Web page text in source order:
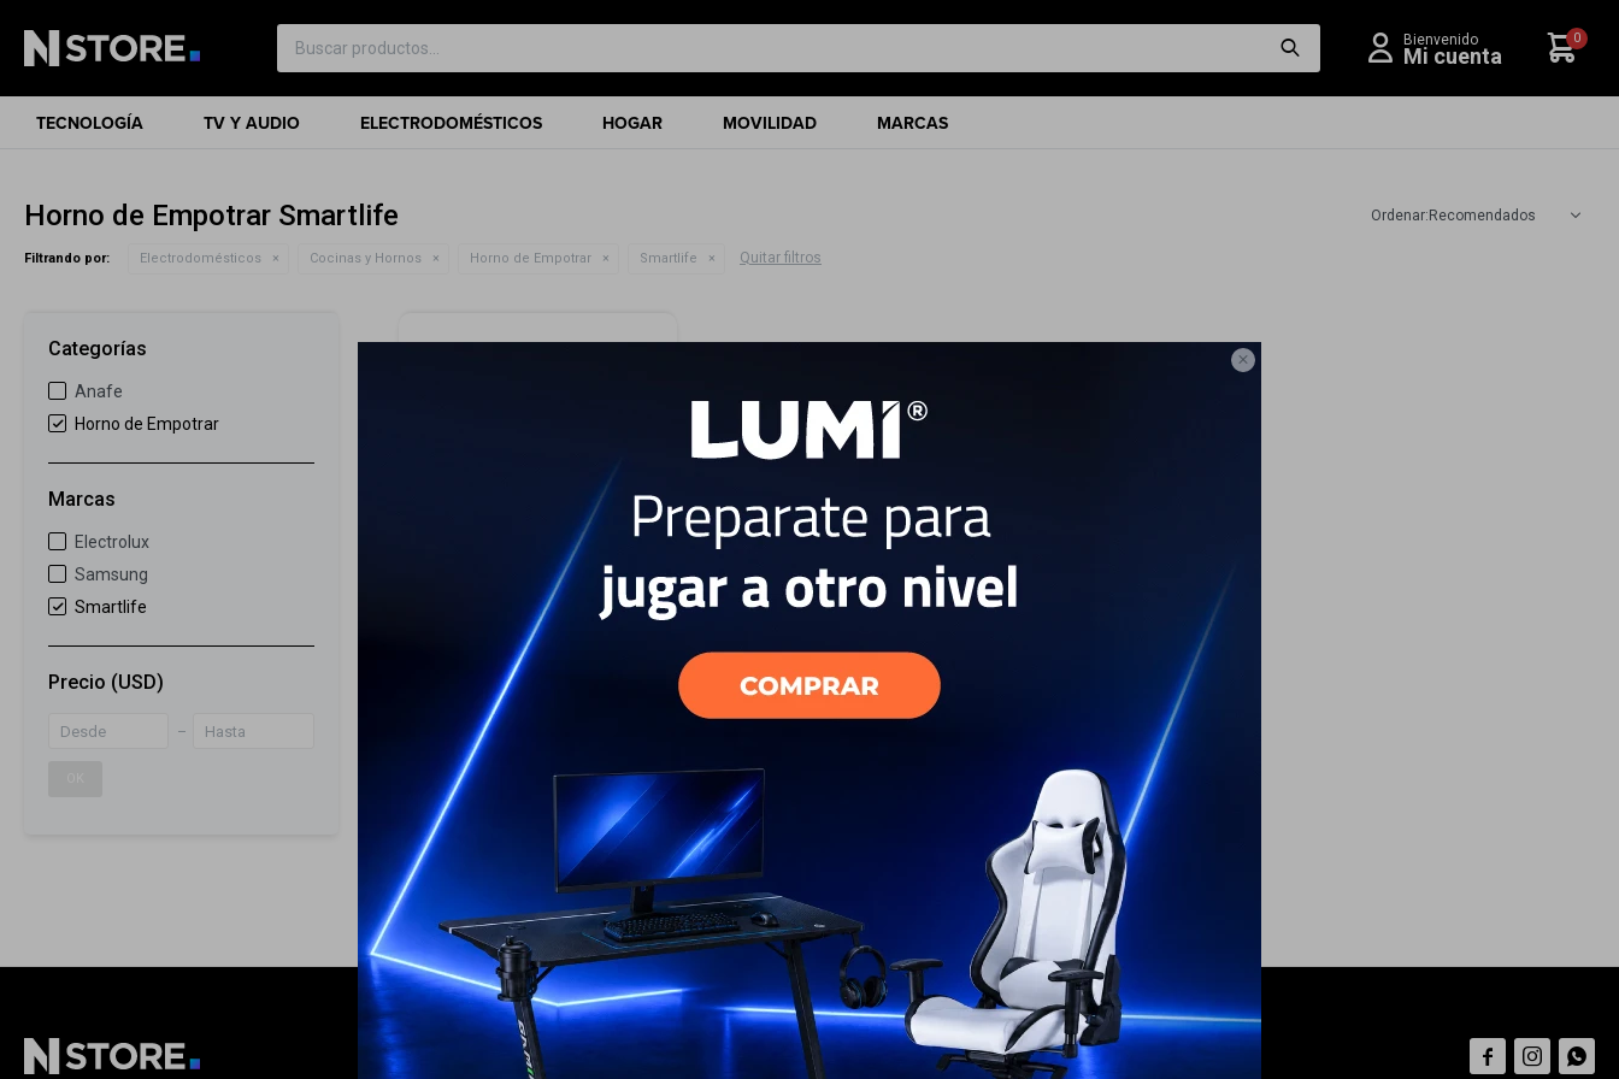

TECNOLOGÍA TV Y AUDIO ELECTRODOMÉSTICOS HOGAR MOVILIDAD MARCAS
0
Horno de Empotrar Smartlife Recomendados
Filtrando por: Electrodomésticos Cocinas y Hornos Horno de Empotrar Smartlife Quitar filtros
Horno Eléctrico Smartlife SL-
499
GARANTÍA: 2 AÑOS
ENVÍO A TODO EL PAÍS
Categorías
Anafe
Horno de Empotrar
Marcas
Electrolux
Samsung
Smartlife
Precio (USD)
  